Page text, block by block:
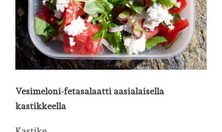
Vesimeloni-fetasalaatti aasialaisella
kastikkeella